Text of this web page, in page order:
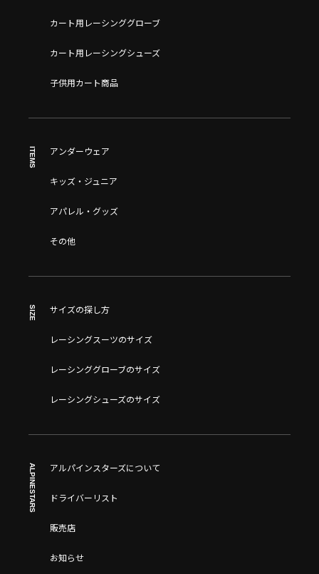
カート用レーシンググローブ
カート用レーシングシューズ
子供用カート商品
ITEMS アンダーウェア
キッズ・ジュニア
アパレル・グッズ
その他
SIZE サイズの探し方
レーシングスーツのサイズ
レーシンググローブのサイズ
レーシングシューズのサイズ
ALPINESTARS アルパインスターズについて
ドライバーリスト
販売店
お知らせ